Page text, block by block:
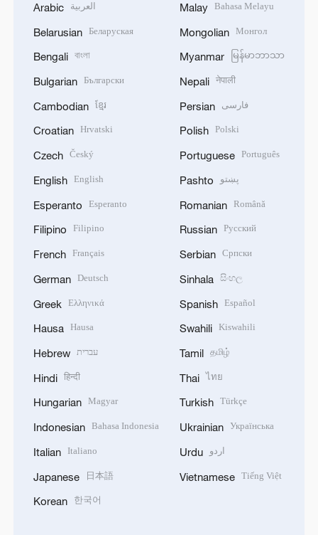
Arabic العربية
Belarusian Беларуская
Bengali বাংলা
Bulgarian Български
Cambodian ខ្មែរ
Croatian Hrvatski
Czech Český
English English
Esperanto Esperanto
Filipino Filipino
French Français
German Deutsch
Greek Ελληνικά
Hausa Hausa
Hebrew עברית
Hindi हिन्दी
Hungarian Magyar
Indonesian Bahasa Indonesia
Italian Italiano
Japanese 日本語
Korean 한국어
Malay Bahasa Melayu
Mongolian Монгол
Myanmar မြန်မာဘာသာ
Nepali नेपाली
Persian فارسی
Polish Polski
Portuguese Português
Pashto پښتو
Romanian Română
Russian Русский
Serbian Српски
Sinhala සිංහල
Spanish Español
Swahili Kiswahili
Tamil தமிழ்
Thai ไทย
Turkish Türkçe
Ukrainian Українська
Urdu اردو
Vietnamese Tiếng Việt